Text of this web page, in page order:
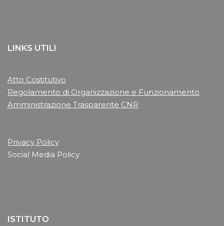
LINKS UTILI
Atto Costitutivo
Regolamento di Organizzazione e Funzionamento
Amministrazione Trasparente CNR
Privacy Policy
Social Media Policy
ISTITUTO